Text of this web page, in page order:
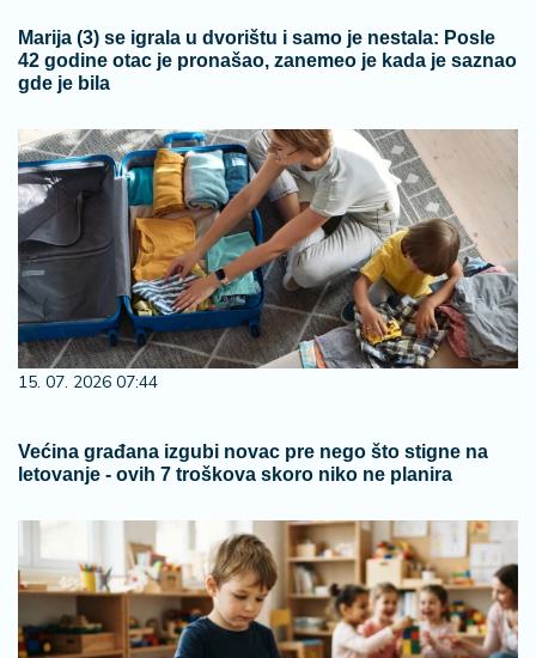
Marija (3) se igrala u dvorištu i samo je nestala: Posle
42 godine otac je pronašao, zanemeo je kada je saznao
gde je bila
15. 07. 2026 07:44
Većina građana izgubi novac pre nego što stigne na
letovanje - ovih 7 troškova skoro niko ne planira